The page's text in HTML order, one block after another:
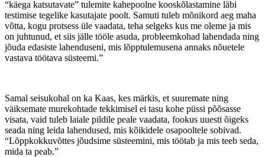
“käega katsutavate” tulemite kahepoolne kooskõlastamine läbi
testimise tegelike kasutajate poolt. Samuti tuleb mõnikord aeg maha
võtta, kogu protsess üle vaadata, teha selgeks kus me oleme ja mis
on juhtunud, et siis jälle tööle asuda, probleemkohad lahendada ning
jõuda edasiste lahenduseni, mis lõpptulemusena annaks nõuetele
vastava töötava süsteemi.”
Samal seisukohal on ka Kaas, kes märkis, et suuremate ning
väiksemate murekohtade tekkimisel ei tasu kohe püssi põõsasse
visata, vaid tuleb laiale pildile peale vaadata, fookus uuesti õigeks
seada ning leida lahendused, mis kõikidele osapooltele sobivad.
“Lõppkokkuvõttes jõudsime süsteemini, mis töötab ja mis teeb seda,
mida ta peab.”